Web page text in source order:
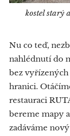
kostel starý
Nu co teď,
nahlédnutí do
bez vyřízených
hranici.
restauraci
bereme mapy
zadáváme